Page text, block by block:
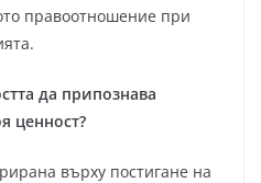
правоотношение при
да припознава
ценност?
върху постигане на